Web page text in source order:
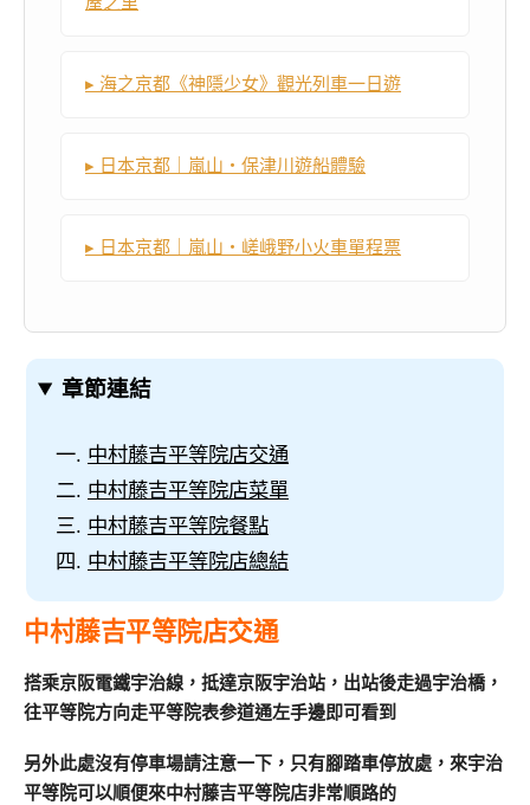
▸ 海之京都《神隱少女》觀光列車一日遊
▸ 日本京都｜嵐山・保津川遊船體驗
▸ 日本京都｜嵐山・嵯峨野小火車單程票
章節連結
中村藤吉平等院店交通
中村藤吉平等院店菜單
中村藤吉平等院餐點
中村藤吉平等院店總結
中村藤吉平等院店交通
搭乘京阪電鐵宇治線，抵達京阪宇治站，出站後走過宇治橋，
往平等院方向走平等院表参道通左手邊即可看到
另外此處沒有停車場請注意一下，只有腳踏車停放處，來宇治
平等院可以順便來中村藤吉平等院店非常順路的